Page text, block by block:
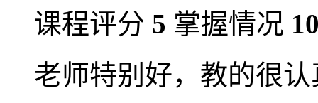
课程评分 5 掌握情况
老师特别好，教的很认